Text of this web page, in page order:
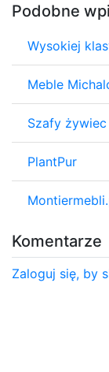
Podobne
Wysokiej
Meble
Szafy żywiec
PlantPur
Komentarze
Zaloguj się, by